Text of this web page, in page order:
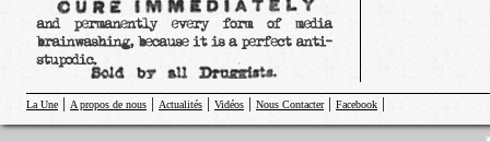
La Une | A propos de nous | Actualités | Vidéos | Nous Contacter| Facebook |